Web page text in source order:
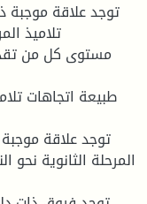
تلاميذ
المرحلة الثانوية نحو